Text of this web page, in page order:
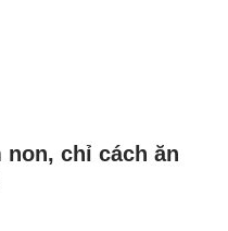
chỉ cách ăn